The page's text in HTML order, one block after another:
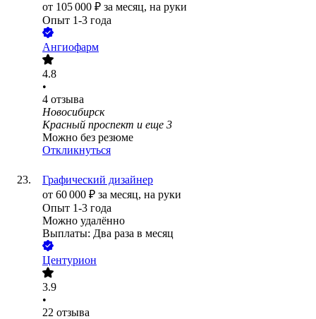
от 105 000 ₽ за месяц, на руки
Опыт 1-3 года
Ангиофарм
4.8
•
4 отзыва
Новосибирск
Красный проспект и еще 3
Можно без резюме
Откликнуться
Графический дизайнер
от 60 000 ₽ за месяц, на руки
Опыт 1-3 года
Можно удалённо
Выплаты: Два раза в месяц
Центурион
3.9
•
22 отзыва